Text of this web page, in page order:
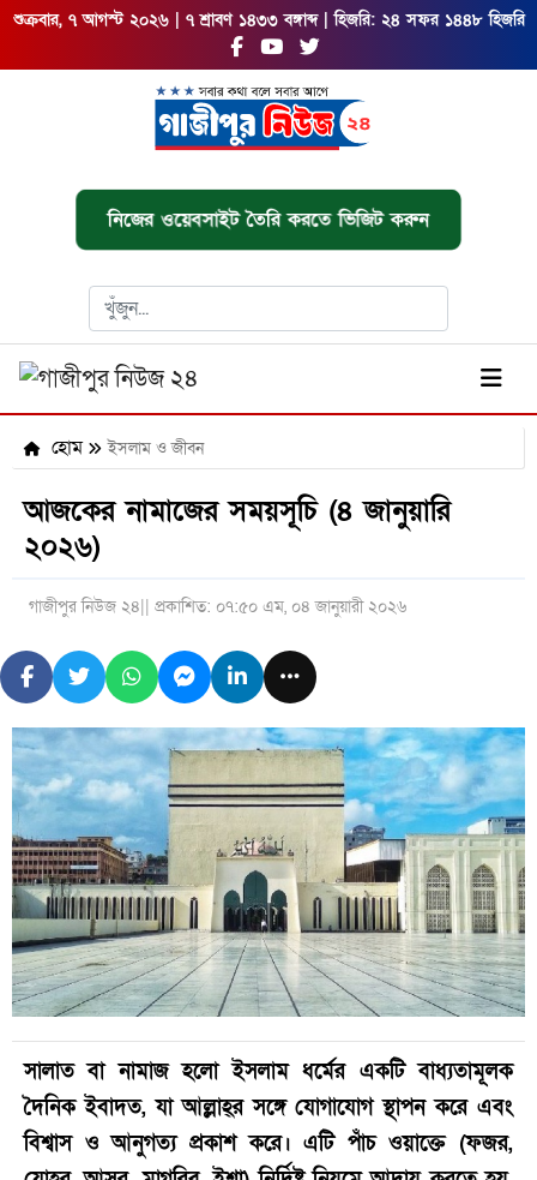
শুক্রবার, ৭ আগস্ট ২০২৬ | ৭ শ্রাবণ ১৪৩৩ বঙ্গাব্দ | হিজরি: ২৪ সফর ১৪৪৮ হিজরি
নিজের ওয়েবসাইট তৈরি করতে ভিজিট করুন
হোম ইসলাম ও জীবন
আজকের নামাজের সময়সূচি (৪ জানুয়ারি
২০২৬)
গাজীপুর নিউজ ২৪ || প্রকাশিত: ০৭:৫০ এম, ০৪ জানুয়ারী ২০২৬
সালাত বা নামাজ হলো ইসলাম ধর্মের একটি বাধ্যতামূলক
দৈনিক ইবাদত, যা আল্লাহ্‌র সঙ্গে যোগাযোগ স্থাপন করে এবং
বিশ্বাস ও আনুগত্য প্রকাশ করে। এটি পাঁচ ওয়াক্তে (ফজর,